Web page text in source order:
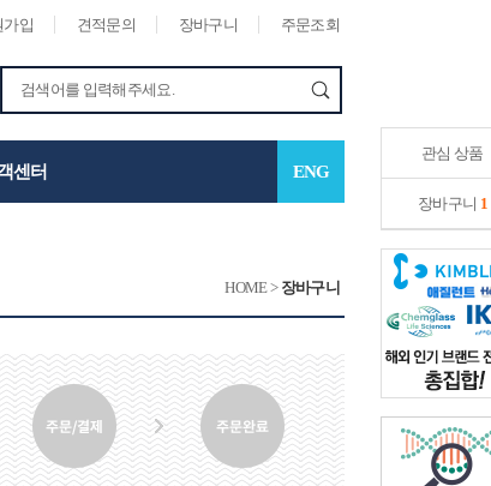
가입 견적문의 장바구니 주문조회
관심 상품
장바구니 1
센터 ENG
HOME> 장바구니